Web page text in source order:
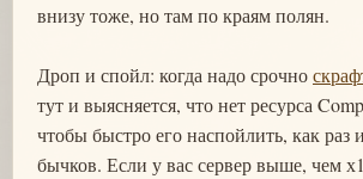
внизу тоже, но там по краям полян.
Дроп и спойл: когда надо срочно
тут и выясняется, что нет ресурса
чтобы быстро его наспойлить, как раз
бычков. Если у вас сервер выше, чем